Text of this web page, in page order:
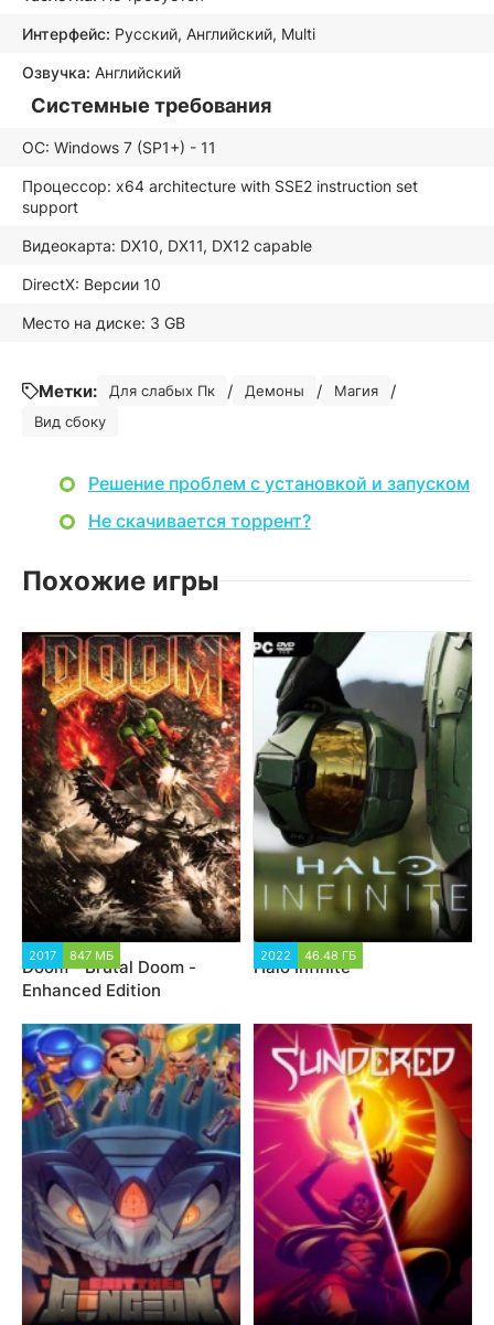
Интерфейс: Русский, Английский, Multi
Озвучка: Английский
Системные требования
ОС: Windows 7 (SP1+) - 11
Процессор: x64 architecture with SSE2 instruction set
support
Видеокарта: DX10, DX11, DX12 capable
DirectX: Версии 10
Место на диске: 3 GB
Метки: Для слабых Пк / Демоны / Магия /
Вид сбоку
Решение проблем с установкой и запуском
Не скачивается торрент?
Похожие игры
2017 847 МБ
Doom - Brutal Doom -
Enhanced Edition
2022 46.48 ГБ
Halo Infinite